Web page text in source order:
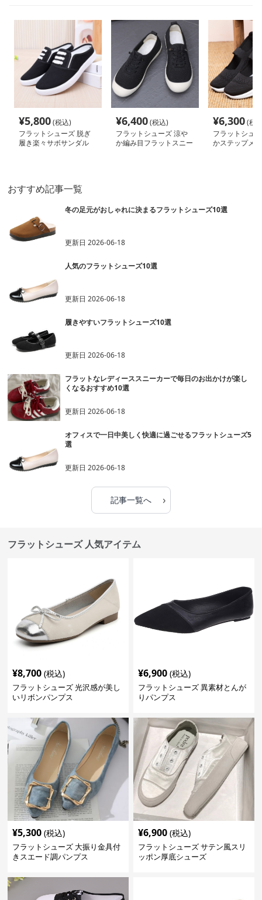
¥5,800(税込)
フラットシューズ 脱ぎ
履き楽々サボサンダル
¥6,400(税込)
フラットシューズ 涼や
か編み目フラットスニー
¥6,300(税
フラットシュ
かステップメ
おすすめ記事一覧
冬の足元がおしゃれに決まるフラットシューズ10選
更新日2026-06-18
人気のフラットシューズ10選
更新日2026-06-18
履きやすいフラットシューズ10選
更新日2026-06-18
フラットなレディーススニーカーで毎日のお出かけが楽し
くなるおすすめ10選
更新日2026-06-18
オフィスで一日中美しく快適に過ごせるフラットシューズ5
選
更新日2026-06-18
記事一覧へ ›
フラットシューズ 人気アイテム
¥8,700 (税込)
フラットシューズ 光沢感が美し
いリボンパンプス
¥6,900 (税込)
フラットシューズ 異素材とんが
りパンプス
¥5,300 (税込)
フラットシューズ 大振り金具付
きスエード調パンプス
¥6,900 (税込)
フラットシューズ サテン風スリ
ッポン厚底シューズ